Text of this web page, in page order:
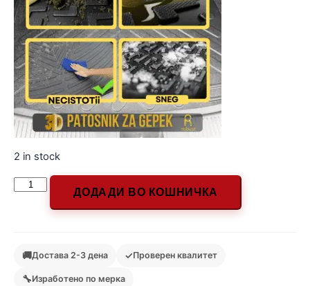
2 in stock
ДОДАДИ ВО КОШНИЧКА
🚚Достава 2-3 дена ✓Проверен квалитет
🔧Изработено по мерка